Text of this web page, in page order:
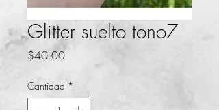
Glitter suelto tono7
$40.00Precio
Cantidad *